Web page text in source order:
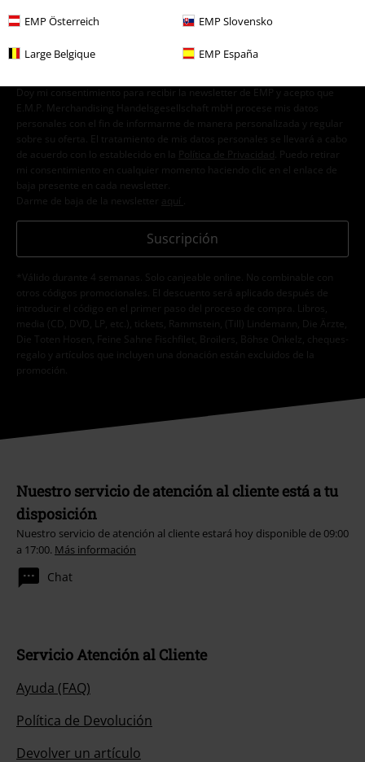
EMP Österreich EMP Slovensko
Large Belgique EMP España
Doy mi consentimiento para recibir la newsletter de EMP y acepto que
E.M.P. Merchandising Handelsgesellschaft mbH procese mis datos
personales con el fin de informarme de manera personalizada y regular
sobre su oferta. El tratamiento de mis datos personales se llevará a cabo
de acuerdo con lo establecido en la
Política de Privacidad . Puedo retirar
mi consentimiento en cualquier momento haciendo clic en el enlace de
baja presente en cada newsletter.
Darme de baja de la newsletter
aquí
Suscripción
*Válido durante 4 semanas. Solo canjeable online. No combinable con
otros códigos promocionales. El descuento será aplicado después de
introducir el código en el primer paso del proceso de compra. Libros,
media (CD, DVD, LP, etc.), tickets, Rammstein, (Till) Lindemann, Die Ärzte,
Die Toten Hosen, Feine Sahne Fischfilet, Broilers, Böhse Onkelz, cheques-
regalo y artículos que incluyen una donación están excluidos de la
promoción.
Nuestro servicio de atención al cliente está a tu
disposición
Nuestro servicio de atención al cliente estará hoy disponible de 09:00
a 17:00. Más información
Chat
Servicio Atención al Cliente
Ayuda (FAQ)
Política de Devolución
Devolver un artículo